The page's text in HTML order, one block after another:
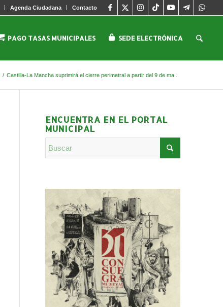
Agenda Ciudadana Contacto
PAGO TASAS MUNICIPALES SEDE ELECTRÓNICA
/ Castilla-La Mancha suprimirá el cierre perimetral a partir del 9 de ma...
ENCUENTRA EN EL PORTAL
MUNICIPAL